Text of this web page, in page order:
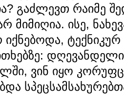
გაძლევთ რაიმე
მიმიღია. ისე,
ტექნიკურ
ვინ იყო